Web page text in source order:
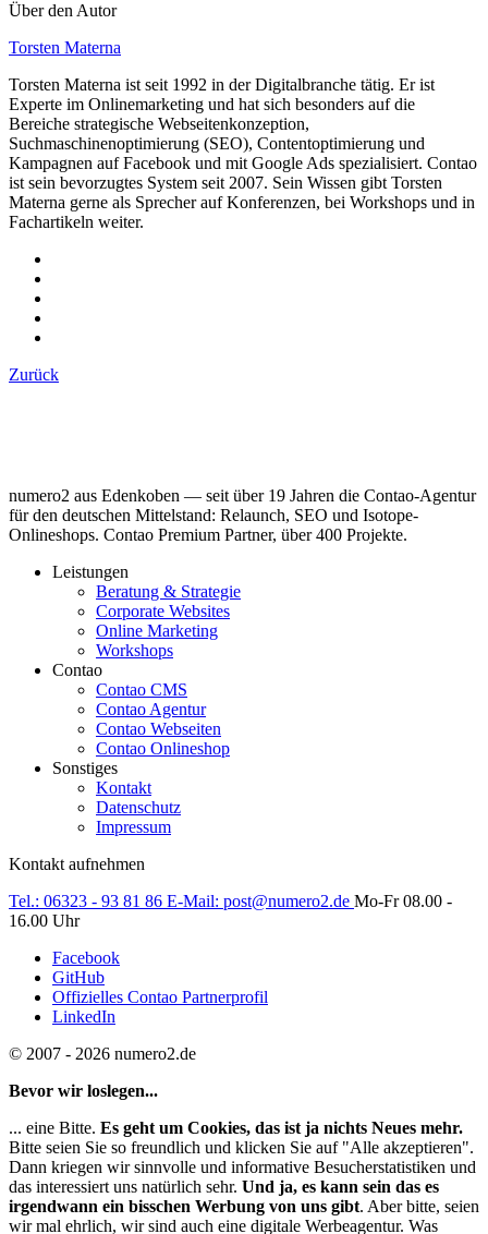
Über den Autor
Torsten Materna
Torsten Materna ist seit 1992 in der Digitalbranche tätig. Er ist
Experte im Onlinemarketing und hat sich besonders auf die
Bereiche strategische Webseitenkonzeption,
Suchmaschinenoptimierung (SEO), Contentoptimierung und
Kampagnen auf Facebook und mit Google Ads spezialisiert. Contao
ist sein bevorzugtes System seit 2007. Sein Wissen gibt Torsten
Materna gerne als Sprecher auf Konferenzen, bei Workshops und in
Fachartikeln weiter.
Zurück
numero2 aus Edenkoben — seit über 19 Jahren die Contao-Agentur
für den deutschen Mittelstand: Relaunch, SEO und Isotope-
Onlineshops. Contao Premium Partner, über 400 Projekte.
Leistungen
Beratung & Strategie
Corporate Websites
Online Marketing
Workshops
Contao
Contao CMS
Contao Agentur
Contao Webseiten
Contao Onlineshop
Sonstiges
Kontakt
Datenschutz
Impressum
Kontakt aufnehmen
Tel.: 06323 - 93 81 86 E-Mail: post@numero2.de Mo-Fr 08.00 -
16.00 Uhr
Facebook
GitHub
Offizielles Contao Partnerprofil
LinkedIn
© 2007 - 2026 numero2.de
Bevor wir loslegen...
... eine Bitte. Es geht um Cookies, das ist ja nichts Neues mehr.
Bitte seien Sie so freundlich und klicken Sie auf "Alle akzeptieren".
Dann kriegen wir sinnvolle und informative Besucherstatistiken und
das interessiert uns natürlich sehr. Und ja, es kann sein das es
irgendwann ein bisschen Werbung von uns gibt. Aber bitte, seien
wir mal ehrlich, wir sind auch eine digitale Werbeagentur. Was